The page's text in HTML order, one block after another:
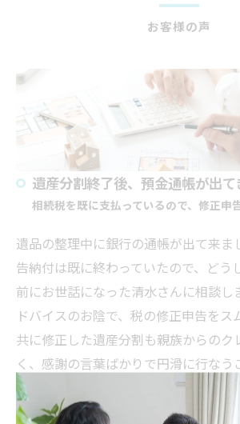
お客様の声
遺産分割終了後、預金通帳が出て
相続税を既に支払っているので、修正申
遺品の整理中に銀行の通帳が出て来ま
告納付は既に終わっていたので、どう
前にお世話になった清水さんに相談し
ドバイスのお陰で、 税の修正申告をス
共に修正した遺産分割も親族からのク
く、 感謝の言葉ばかりで円滑に行なう
た。相続の問題は
、なかなかデリケー
清水さんに安心してお任せしていれば